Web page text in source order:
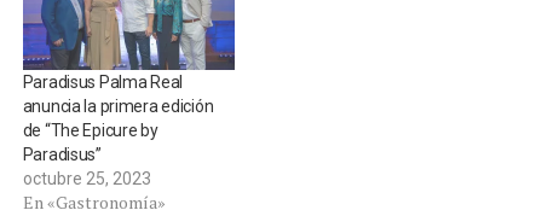
Paradisus Palma Real
anuncia la primera edición
de “The Epicure by
Paradisus”
octubre 25, 2023
En «Gastronomía»